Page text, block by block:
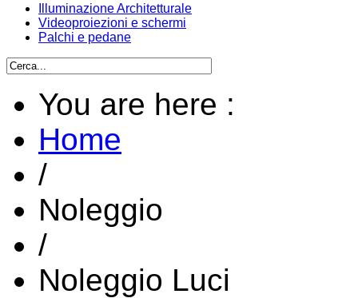
Illuminazione Architetturale
Videoproiezioni e schermi
Palchi e pedane
You are here :
Home
/
Noleggio
/
Noleggio Luci